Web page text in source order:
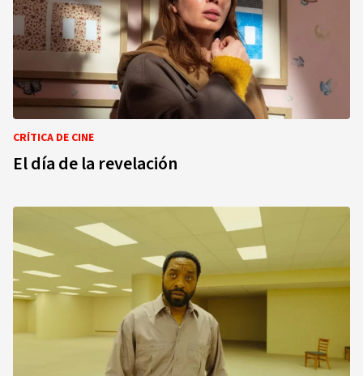
CRÍTICA DE CINE
El día de la revelación